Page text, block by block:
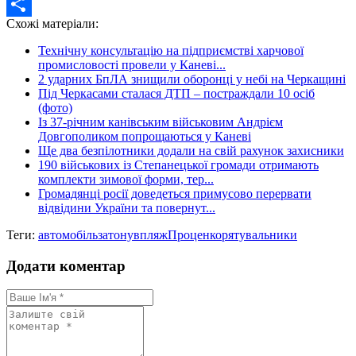
Twitter
Share
Схожі матеріали:
Технічну консультацію на підприємстві харчової
промисловості провели у Каневі...
2 ударних БпЛА знищили оборонці у небі на Черкащині
Під Черкасами сталася ДТП – постраждали 10 осіб
(фото)
Із 37-річним канівським військовим Андрієм
Довгополиком попрощаються у Каневі
Ще два безпілотники додали на свій рахунок захисники
190 військових із Степанецької громади отримають
комплекти зимової форми, тер...
Громадянці росії доведеться примусово перервати
відвідини України та повернут...
Теги: автомобільзатонувпляжПроценкорятувальники
Додати коментар